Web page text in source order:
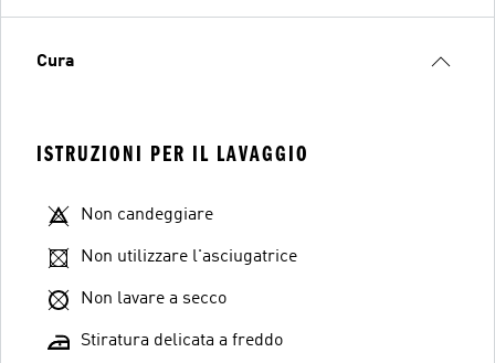
Cura
ISTRUZIONI PER IL LAVAGGIO
Non candeggiare
Non utilizzare l'asciugatrice
Non lavare a secco
Stiratura delicata a freddo